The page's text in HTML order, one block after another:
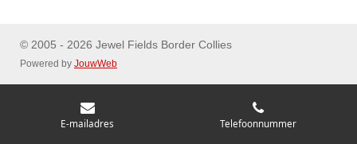
© 2005 - 2026 Jewel Fields Border Collies
Powered by JouwWeb
E-mailadres Telefoonnummer